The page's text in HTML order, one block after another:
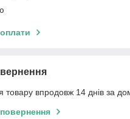
товару впродовж 14 днів за